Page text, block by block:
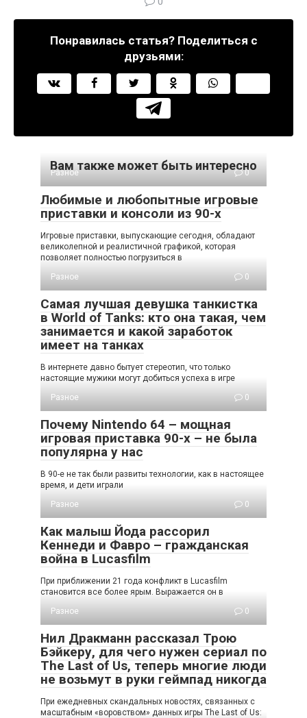
Понравилась статья? Поделиться с
друзьями:
Вам также может быть интересно
Разное 0
Любимые и любопытные игровые
приставки и консоли из 90-х
Игровые приставки, выпускающие сегодня, обладают
великолепной и реалистичной графикой, которая
позволяет полностью погрузиться в
Разное
0
Самая лучшая девушка танкистка
в World of Tanks: кто она такая, чем
занимается и какой заработок
имеет на танках
В интернете давно бытует стереотип, что только
настоящие мужики могут добиться успеха в игре
Разное
0
Почему Nintendo 64 – мощная
игровая приставка 90-х – не была
популярна у нас
В 90-е не так были развиты технологии, как в настоящее
время, и дети играли
Разное
0
Как малыш Йода рассорил
Кеннеди и Фавро – гражданская
война в Lucasfilm
При приближении 21 года конфликт в Lucasfilm
становится все более ярым. Выражается он в
Разное
0
Нил Дракманн рассказал Трою
Бэйкеру, для чего нужен сериал по
The Last of Us, теперь многие люди
не возьмут в руки геймпад никогда
При ежедневных скандальных новостях, связанных с
масштабным «воровством» данных игры The Last of Us: